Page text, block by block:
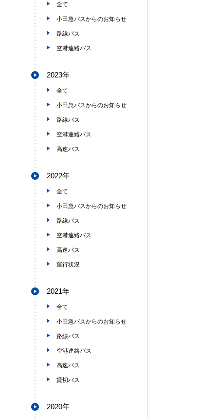
全て
小田急バスからのお知らせ
路線バス
空港連絡バス
2023年
全て
小田急バスからのお知らせ
路線バス
空港連絡バス
高速バス
2022年
全て
小田急バスからのお知らせ
路線バス
空港連絡バス
高速バス
運行状況
2021年
全て
小田急バスからのお知らせ
路線バス
空港連絡バス
高速バス
貸切バス
2020年